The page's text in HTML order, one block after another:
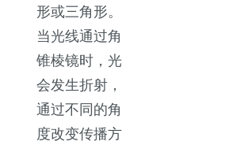
形或三角形。
当光线通过角
锥棱镜时，光
会发生折射，
通过不同的角
度改变传播方